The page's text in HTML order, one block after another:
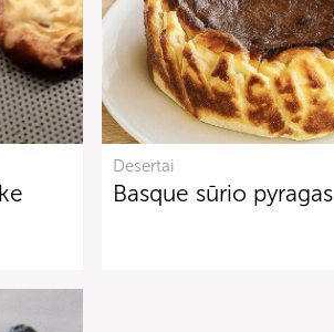
Desertai
Basque sūrio pyragas